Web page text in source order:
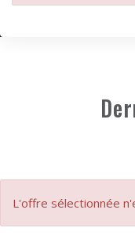
L'offre sélectionnée